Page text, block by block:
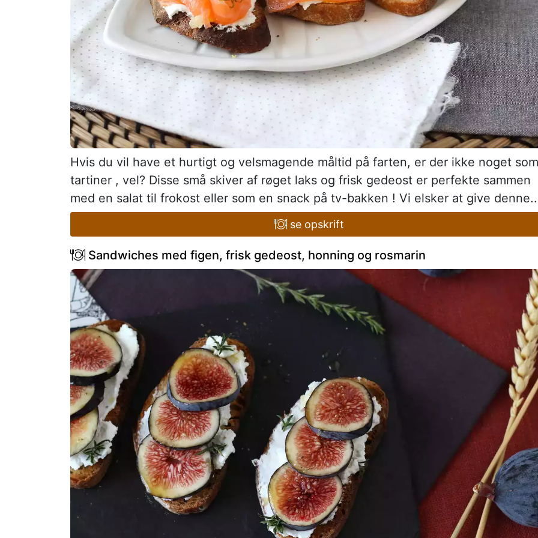
Hvis du vil have et hurtigt og velsmagende måltid på farten, er der ikke noget som
tartiner , vel? Disse små skiver af røget laks og frisk gedeost er perfekte sammen
med en salat til frokost eller som en snack på tv-bakken ! Vi elsker at give
se opskrift
Sandwiches med figen, frisk gedeost, honning og rosmarin